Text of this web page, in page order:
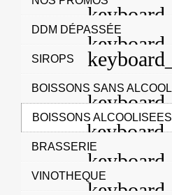
DDM DÉPASSÉE
SIROPS
BOISSONS SANS ALCOOL
BOISSONS ALCOOLISEES
BRASSERIE
VINOTHEQUE